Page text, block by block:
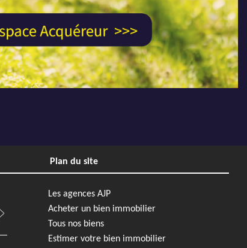
REF4154WB - AJP Immobilier Saint-Sébastien-sur-Loire
1
Plan du site
Les agences AJP
Acheter un bien immobilier
Tous nos biens
Estimer votre bien immobilier